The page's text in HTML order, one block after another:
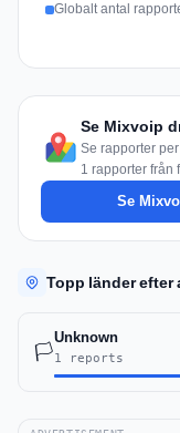
Globalt antal
Se Mixvoip
Se rapporter
1 rapporter från
Se
Topp länder efter
🏳️
Unknown
1 reports